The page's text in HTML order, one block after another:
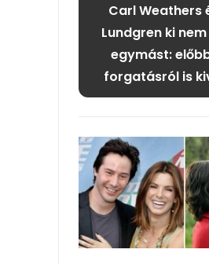
Carl Weathers
Lundgren ki
egymást:
forgatásról is